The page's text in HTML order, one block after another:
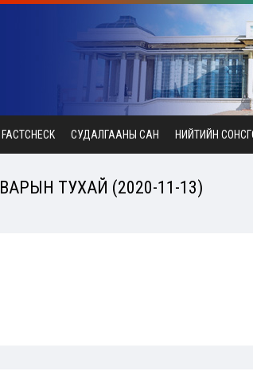
FACTCHECK СУДАЛГААНЫ САН НИЙТИЙН
ТУХАЙ (2020-11-13)